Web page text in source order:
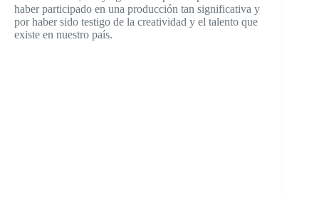
haber participado en una producción tan significativa y
por haber sido testigo de la creatividad y el talento que
existe en nuestro país.